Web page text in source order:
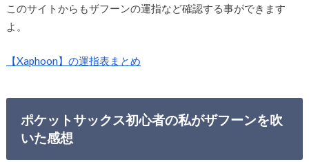
このサイトからもザフーンの運指など確認する事ができます
よ。
【Xaphoon】の運指表まとめ
ポケットサックス初心者の私がザフーンを吹
いた感想